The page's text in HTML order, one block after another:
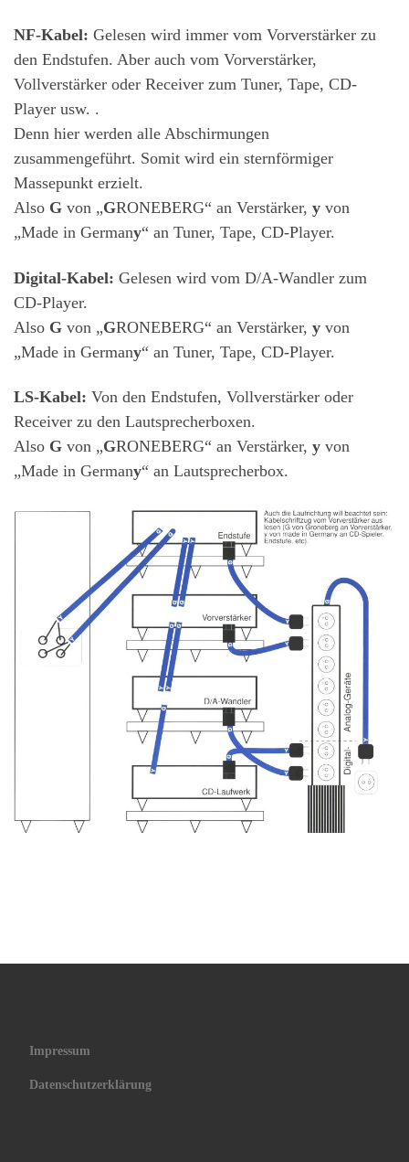
NF-Kabel: Gelesen wird immer vom Vorverstärker zu
den Endstufen. Aber auch vom Vorverstärker,
Vollverstärker oder Receiver zum Tuner, Tape, CD-
Player usw. .
Denn hier werden alle Abschirmungen
zusammengeführt. Somit wird ein sternförmiger
Massepunkt erzielt.
Also G von „GRONEBERG“ an Verstärker, y von
„Made in Germany“ an Tuner, Tape, CD-Player.
Digital-Kabel: Gelesen wird vom D/A-Wandler zum
CD-Player.
Also G von „GRONEBERG“ an Verstärker, y von
„Made in Germany“ an Tuner, Tape, CD-Player.
LS-Kabel: Von den Endstufen, Vollverstärker oder
Receiver zu den Lautsprecherboxen.
Also G von „GRONEBERG“ an Verstärker, y von
„Made in Germany“ an Lautsprecherbox.
Impressum
Datenschutzerklärung